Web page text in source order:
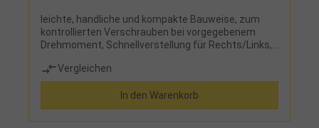
leichte, handliche und kompakte Bauweise, zum
kontrollierten Verschrauben bei vorgegebenem
Drehmoment, Schnellverstellung für Rechts/Links,
- 6,0 Nm) und einer Feststellung (Torque Lock) für
unbegrenzte Löse-/Anzugsmomente,
ergonomischer Mehrkomponentengriff Einsatz: für
professionelles Schrauben, Feinjustage und
drehmomentkontrolliertes Schrauben
Vergleichen
In den Warenkorb